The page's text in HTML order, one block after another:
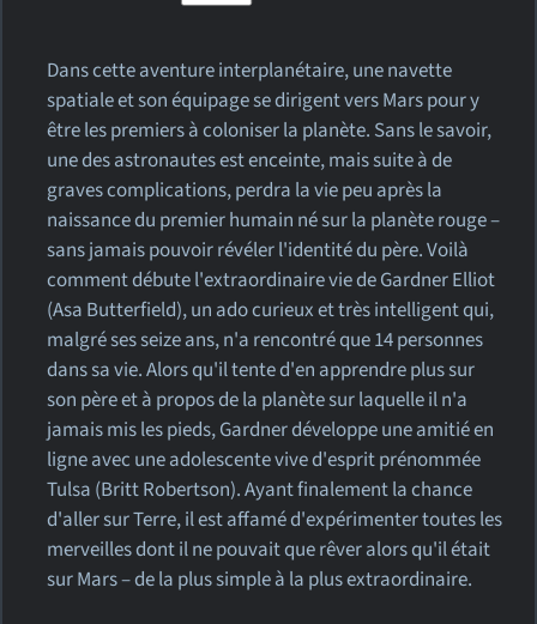
Dans cette aventure interplanétaire, une navette
spatiale et son équipage se dirigent vers Mars pour y
être les premiers à coloniser la planète. Sans le savoir,
une des astronautes est enceinte, mais suite à de
graves complications, perdra la vie peu après la
naissance du premier humain né sur la planète rouge –
sans jamais pouvoir révéler l'identité du père. Voilà
comment débute l'extraordinaire vie de Gardner Elliot
(Asa Butterfield), un ado curieux et très intelligent qui,
malgré ses seize ans, n'a rencontré que 14 personnes
dans sa vie. Alors qu'il tente d'en apprendre plus sur
son père et à propos de la planète sur laquelle il n'a
jamais mis les pieds, Gardner développe une amitié en
ligne avec une adolescente vive d'esprit prénommée
Tulsa (Britt Robertson). Ayant finalement la chance
d'aller sur Terre, il est affamé d'expérimenter toutes les
merveilles dont il ne pouvait que rêver alors qu'il était
sur Mars – de la plus simple à la plus extraordinaire.